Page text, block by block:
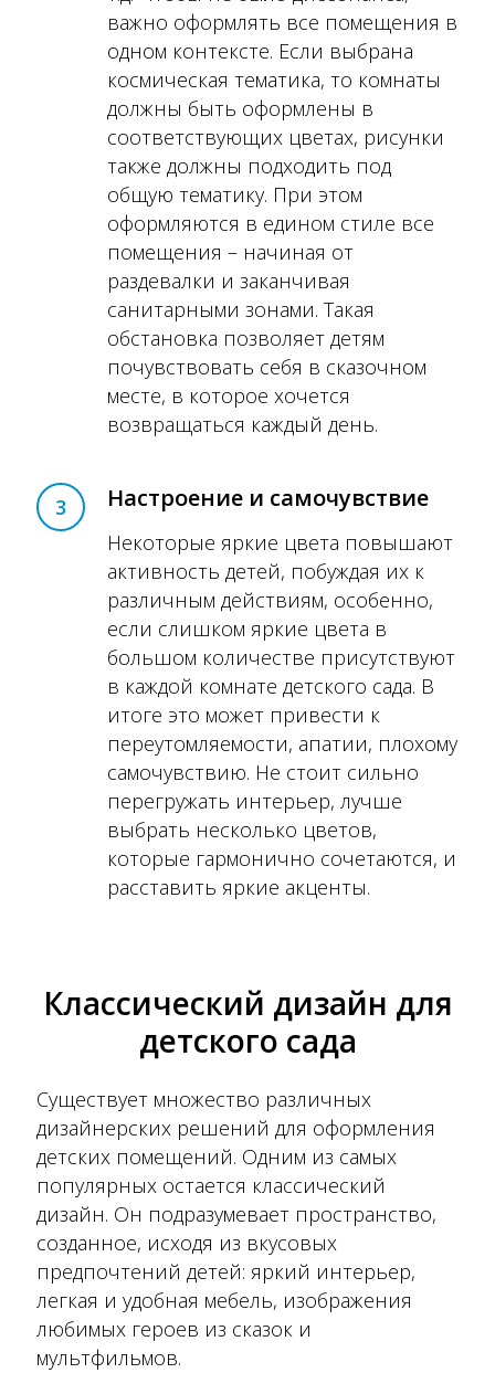
важно оформлять все помещения в
одном контексте. Если выбрана
космическая тематика, то комнаты
должны быть оформлены в
соответствующих цветах, рисунки
также должны подходить под
общую тематику. При этом
оформляются в едином стиле все
помещения – начиная от
раздевалки и заканчивая
санитарными зонами. Такая
обстановка позволяет детям
почувствовать себя в сказочном
месте, в которое хочется
возвращаться каждый день.
3 Настроение и самочувствие
Некоторые яркие цвета повышают
активность детей, побуждая их к
различным действиям, особенно,
если слишком яркие цвета в
большом количестве присутствуют
в каждой комнате детского сада. В
итоге это может привести к
переутомляемости, апатии, плохому
самочувствию. Не стоит сильно
перегружать интерьер, лучше
выбрать несколько цветов,
которые гармонично сочетаются, и
расставить яркие акценты.
Классический дизайн для
детского сада
Существует множество различных
дизайнерских решений для оформления
детских помещений. Одним из самых
популярных остается классический
дизайн. Он подразумевает пространство,
созданное, исходя из вкусовых
предпочтений детей: яркий интерьер,
легкая и удобная мебель, изображения
любимых героев из сказок и
мультфильмов.